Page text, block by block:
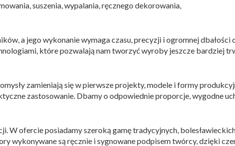
suszenia, wypalania, ręcznego dekorowania,
a jego wykonanie wymaga czasu, precyzji i ogromnej dbałości
które pozwalają nam tworzyć wyroby jeszcze bardziej
zamieniają się w pierwsze projekty, modele i formy
zastosowanie. Dbamy o odpowiednie proporcje, wygodne
W ofercie posiadamy szeroką gamę tradycyjnych,
wykonywane są ręcznie i sygnowane podpisem twórcy, dzięki